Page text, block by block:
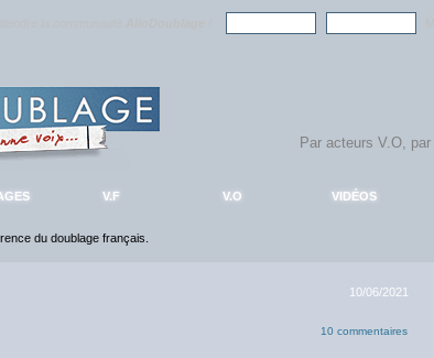
V.F V.O VIDÉOS
du doublage français.
10/06/2021
10 commentaires